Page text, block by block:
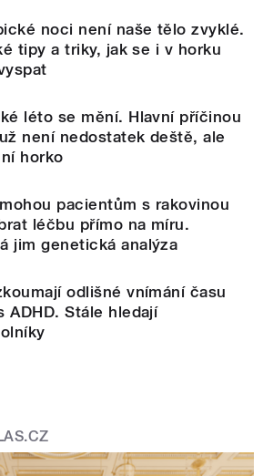
noci není naše tělo zvyklé.
tipy a triky, jak se i v horku
léto se mění. Hlavní příčinou
není nedostatek deště, ale
horko
pacientům s rakovinou
léčbu přímo na míru.
jim genetická analýza
odlišné vnímání času
ADHD. Stále hledají